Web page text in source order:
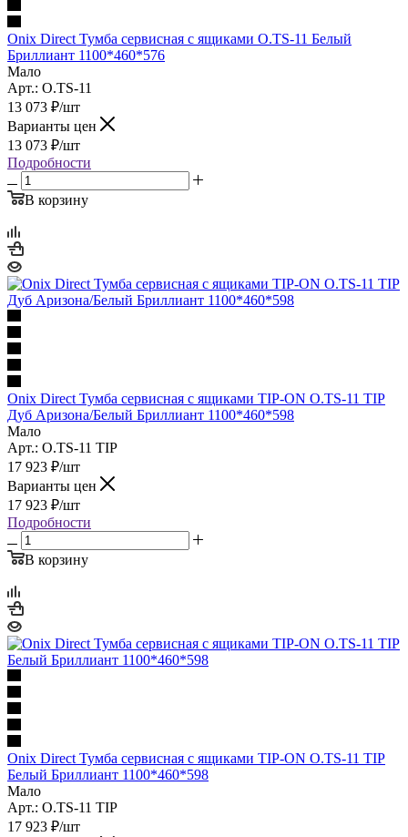
Onix Direct Тумба сервисная с ящиками O.TS-11 Белый
Бриллиант 1100*460*576
Мало
Арт.: O.TS-11
13 073 ₽/шт
Варианты цен
13 073 ₽/шт
Подробности
В корзину
Onix Direct Тумба сервисная с ящиками TIP-ON O.TS-11 TIP
Дуб Аризона/Белый Бриллиант 1100*460*598
Мало
Арт.: O.TS-11 TIP
17 923 ₽/шт
Варианты цен
17 923 ₽/шт
Подробности
В корзину
Onix Direct Тумба сервисная с ящиками TIP-ON O.TS-11 TIP
Белый Бриллиант 1100*460*598
Мало
Арт.: O.TS-11 TIP
17 923 ₽/шт